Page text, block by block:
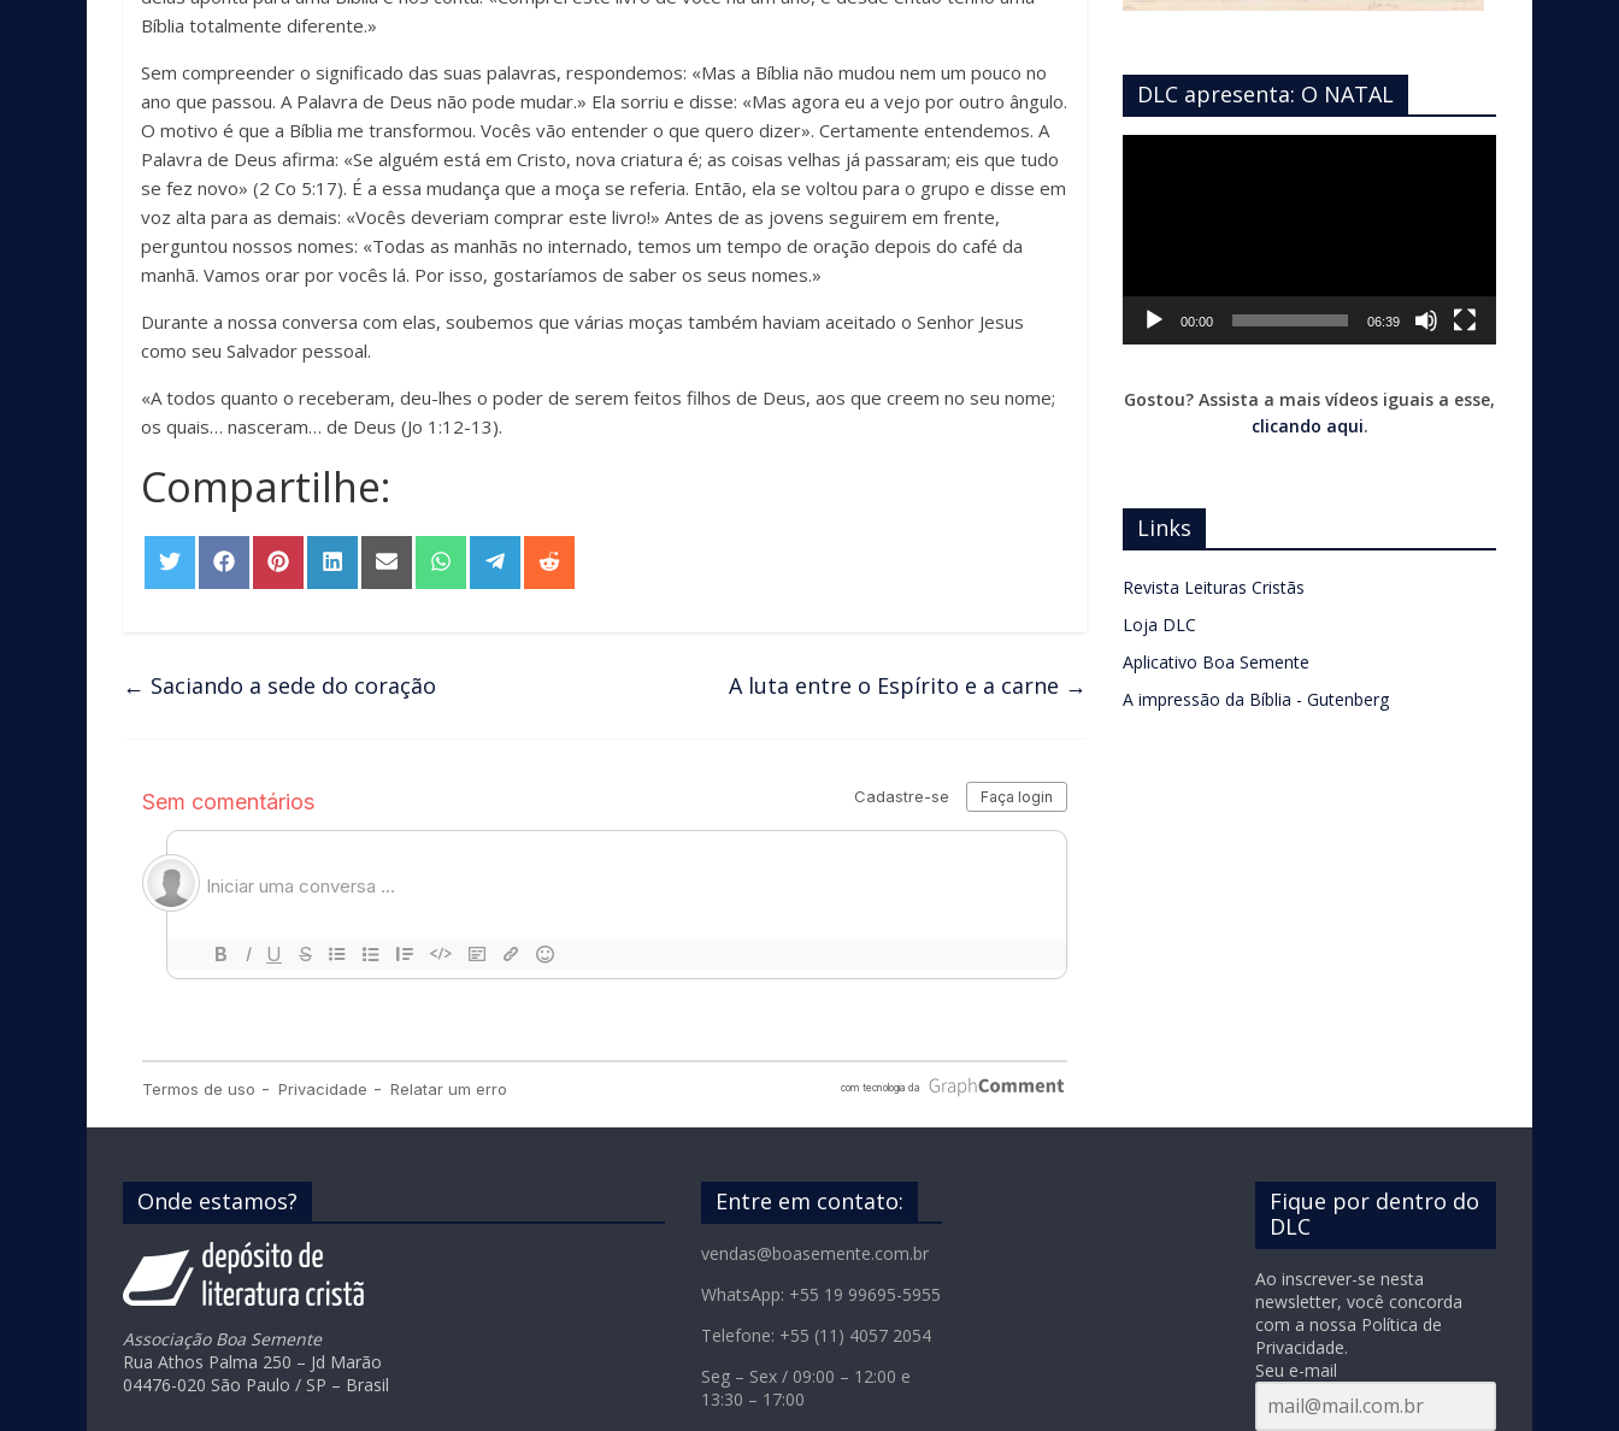
Bíblia totalmente diferente.»
Sem compreender o significado das suas palavras, respondemos: «Mas a Bíblia não mudou nem um pouco no
ano que passou. A Palavra de Deus não pode mudar.» Ela sorriu e disse: «Mas agora eu a vejo por outro ângulo.
O motivo é que a Bíblia me transformou. Vocês vão entender o que quero dizer». Certamente entendemos. A
Palavra de Deus afirma: «Se alguém está em Cristo, nova criatura é; as coisas velhas já passaram; eis que tudo
se fez novo» (2 Co 5:17). É a essa mudança que a moça se referia. Então, ela se voltou para o grupo e disse em
voz alta para as demais: «Vocês deveriam comprar este livro!» Antes de as jovens seguirem em frente,
perguntou nossos nomes: «Todas as manhãs no internado, temos um tempo de oração depois do café da
manhã. Vamos orar por vocês lá. Por isso, gostaríamos de saber os seus nomes.»
Durante a nossa conversa com elas, soubemos que várias moças também haviam aceitado o Senhor Jesus
como seu Salvador pessoal.
«A todos quanto o receberam, deu-lhes o poder de serem feitos filhos de Deus, aos que creem no seu nome;
os quais… nasceram… de Deus (Jo 1:12-13).
Compartilhe:
Share
Twitter
Share
Facebook
Share
Pinterest
Share
LinkedIn
Share
on
Email
Share
WhatsApp
Share
Telegram
Share
Reddit
← Saciando a sede do coração A luta entre o Espírito e a carne →
DLC apresenta: O NATAL
00:00 06:39
Gostou? Assista a mais vídeos iguais a esse,
clicando aqui.
Links
Revista Leituras Cristãs
Loja DLC
Aplicativo Boa Semente
A impressão da Bíblia - Gutenberg
Onde estamos?
Associação Boa Semente
Rua Athos Palma 250 – Jd Marão
04476-020 São Paulo / SP – Brasil
Entre em contato:
vendas@boasemente.com.br
WhatsApp: +55 19 99695-5955
Telefone: +55 (11) 4057 2054
Seg – Sex / 09:00 – 12:00 e
13:30 – 17:00
Fique por dentro do
DLC
Ao inscrever-se nesta
newsletter, você concorda
com a nossa Política de
Privacidade.
Seu e-mail